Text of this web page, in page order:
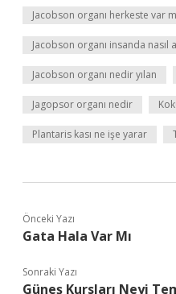
Jacobson organı herkeste var
Jacobson organı insanda nasıl
Jacobson organı nedir yılan
Jagopsor organı nedir
Plantaris kası ne işe yarar
Önceki Yazı
Gata Hala Var Mı
Sonraki Yazı
Güneş Kursları Neyi